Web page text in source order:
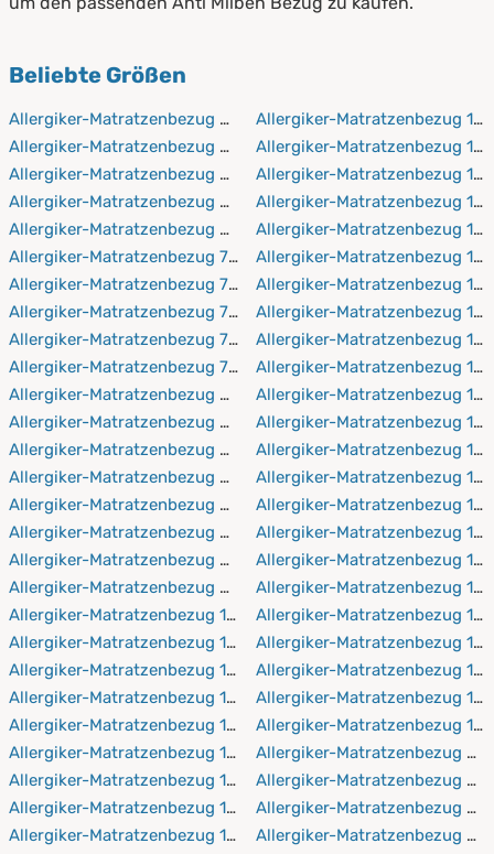
Beliebte Größen
Allergiker-Matratzenbezug 60x120 cm
Allergiker-Matratzenbezug 60x190 cm
Allergiker-Matratzenbezug 60x200 cm
Allergiker-Matratzenbezug 60x210 cm
Allergiker-Matratzenbezug 60x220 cm
Allergiker-Matratzenbezug 70x140 cm
Allergiker-Matratzenbezug 70x190 cm
Allergiker-Matratzenbezug 70x200 cm
Allergiker-Matratzenbezug 70x210 cm
Allergiker-Matratzenbezug 70x220 cm
Allergiker-Matratzenbezug 80x190 cm
Allergiker-Matratzenbezug 80x200 cm
Allergiker-Matratzenbezug 80x210 cm
Allergiker-Matratzenbezug 80x220 cm
Allergiker-Matratzenbezug 90x190 cm
Allergiker-Matratzenbezug 90x200 cm
Allergiker-Matratzenbezug 90x210 cm
Allergiker-Matratzenbezug 90x220 cm
Allergiker-Matratzenbezug 100x190 cm
Allergiker-Matratzenbezug 100x200 cm
Allergiker-Matratzenbezug 100x210 cm
Allergiker-Matratzenbezug 100x220 cm
Allergiker-Matratzenbezug 110x190 cm
Allergiker-Matratzenbezug 110x200 cm
Allergiker-Matratzenbezug 110x210 cm
Allergiker-Matratzenbezug 110x220 cm
Allergiker-Matratzenbezug 120x190 cm
Allergiker-Matratzenbezug
Allergiker-Matratzenbezug
Allergiker-Matratzenbezug
Allergiker-Matratzenbezug
Allergiker-Matratzenbezug
Allergiker-Matratzenbezug
Allergiker-Matratzenbezug
Allergiker-Matratzenbezug
Allergiker-Matratzenbezug
Allergiker-Matratzenbezug
Allergiker-Matratzenbezug
Allergiker-Matratzenbezug
Allergiker-Matratzenbezug
Allergiker-Matratzenbezug
Allergiker-Matratzenbezug
Allergiker-Matratzenbezug
Allergiker-Matratzenbezug
Allergiker-Matratzenbezug
Allergiker-Matratzenbezug
Allergiker-Matratzenbezug
Allergiker-Matratzenbezug
Allergiker-Matratzenbezug
Allergiker-Matratzenbezug
Allergiker-Matratzenbezug
Allergiker-Matratzenbezug
Allergiker-Matratzenbezug
Allergiker-Matratzenbezug